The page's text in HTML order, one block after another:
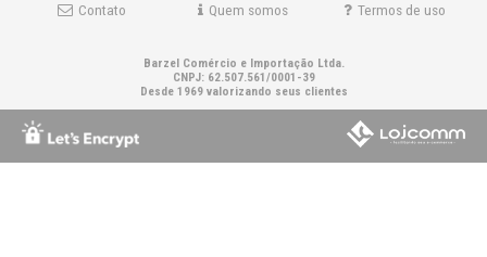
Contato Quem somos Termos de uso
Barzel Comércio e Importação Ltda.
CNPJ: 62.507.561/0001-39
Desde 1969 valorizando seus clientes